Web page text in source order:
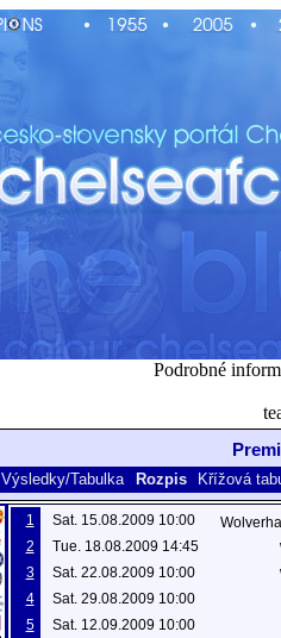
Podrobné
Výsledky/Tabulka Rozpis Křížová
1 Sat. 15.08.2009 10:00
2
Tue. 18.08.2009 14:45
3
Sat. 22.08.2009 10:00
4
Sat. 29.08.2009 10:00
5
Sat. 12.09.2009 10:00